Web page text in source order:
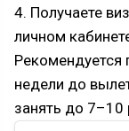
4. Получаете
личном
Рекомендуется
недели до
занять до 7–10